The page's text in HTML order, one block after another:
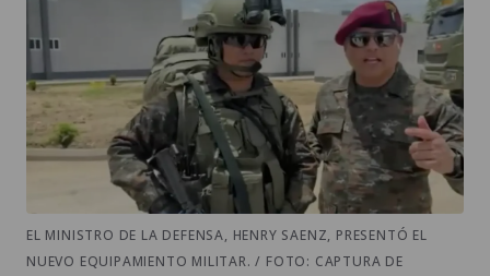
EL MINISTRO DE LA DEFENSA, HENRY SAENZ, PRESENTÓ EL
NUEVO EQUIPAMIENTO MILITAR. / FOTO: CAPTURA DE